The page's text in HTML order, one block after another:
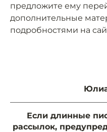
предложите ему
дополнительные
подробностями на
Если длинные
рассылок,